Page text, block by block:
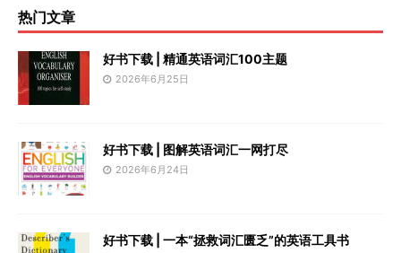
热门文章
好书下载 | 精通英语词汇100主题
2026年6月25日
好书下载 | 图解英语词汇一网打尽
2026年6月24日
好书下载 | 一本“拯救词汇匮乏”的英语工具书